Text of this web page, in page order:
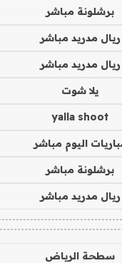
برشلونة مباشر
ريال مدريد مباشر
ريال مدريد مباشر
يلا شوت
yalla shoot
اليوم مباشر
برشلونة مباشر
ريال مدريد مباشر
سطحة الرياض